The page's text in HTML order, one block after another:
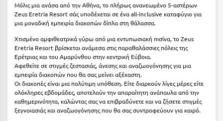
Μόλις μια ανάσα από την Αθήνα, το πλήρως ανανεωμένο 5-αστέρων
Zeus Eretria Resort σάς υποδέχεται σε ένα all-inclusive καταφύγιο για
μια μοναδική εμπειρία διακοπών δίπλα στη θάλασσα.
Χτισμένο αμφιθεατρικά γύρω από μια εντυπωσιακή πισίνα, το Zeus
Eretria Resort βρίσκεται ανάμεσα στις παραθαλάσσιες πόλεις της
Ερέτριας και του Αμαρύνθου στην κεντρική Εύβοια.
Αφεθείτε σε στιγμές ζεστασιάς, άνεσης και αναζωογόνησης για μια
εμπειρία διακοπών που θα σας μείνει αξέχαστη.
Οι διακοπές είναι μια πολύτιμη υπόθεση. Είτε διαρκούν λίγες μέρες είτε
ολόκληρες εβδομάδες, αποτελούν την απαραίτητη ανάπαυλα από την
καθημερινότητα, καλώντας σας να επιβραδύνετε και να ζήσετε στιγμές
ξεγνοιασιάς και αναζωογόνησης που θα σας συντροφεύουν για καιρό.